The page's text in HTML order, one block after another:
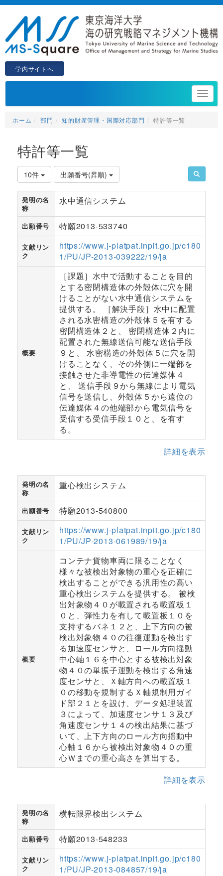
学内サイトへ
ホーム 部門 知的財産管理・国際対応部門 特許等一覧
特許等一覧
10件 出願番号(昇順)
発明の名
称
水中通信システム
出願番号 特願2013-533740
文献リン
ク
https://www.j-platpat.inpit.go.jp/c180
1/PU/JP-2013-039222/19/ja
概要
［課題］水中で活動することを目的
とする密閉構造体の外殻体に穴を開
けることがない水中通信システムを
提供する。 ［解決手段］水中に配置
される水密構造の外殻体５を有する
密閉構造体２と、 密閉構造体２内に
配置された無線送信可能な送信手段
９と、 水密構造の外殻体５に穴を開
けることなく、その外側に一端部を
接触させた非導電性の伝達媒体４
と、 送信手段９から無線により電気
信号を送信し、外殻体５から遠位の
伝達媒体４の他端部から電気信号を
受信する受信手段１０と、を有す
る。
詳細を表示
発明の名
称
重心検出システム
出願番号 特願2013-540800
文献リン
ク
https://www.j-platpat.inpit.go.jp/c180
1/PU/JP-2013-061989/19/ja
概要
コンテナ貨物車両に限ることなく
様々な被検出対象物の重心を正確に
検出することができる汎用性の高い
重心検出システムを提供する。 被検
出対象物４０が載置される載置板１
０と、弾性力を有して載置板１０を
支持するバネ１２と、上下方向の被
検出対象物４０の往復運動を検出す
る加速度センサと、ロール方向揺動
中心軸１６を中心とする被検出対象
物４０の単振子運動を検出する角速
度センサと、Ｘ軸方向への載置板１
０の移動を規制するＸ軸規制用ガイ
ド部２１とを設け、データ処理装置
３によって、加速度センサ１３及び
角速度センサ１４の検出結果に基づ
いて、上下方向のロール方向揺動中
心軸１６から被検出対象物４０の重
心Ｗまでの重心高さを算出する。
詳細を表示
発明の名
称
横転限界検出システム
出願番号 特願2013-548233
文献リン
ク
https://www.j-platpat.inpit.go.jp/c180
1/PU/JP-2013-084857/19/ja